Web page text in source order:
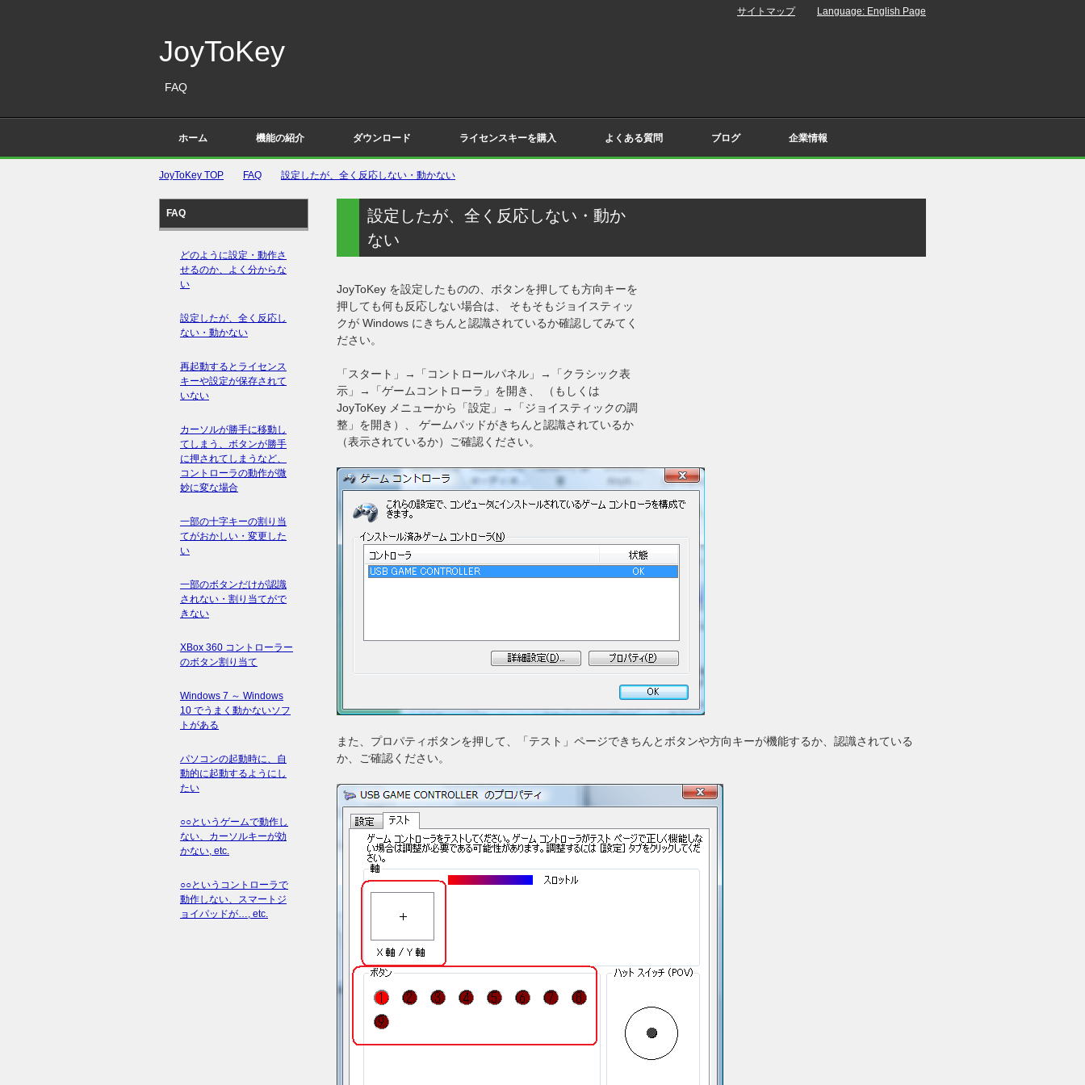
JoyToKey
FAQ
ホーム 機能の紹介 ダウンロード ライセンスキーを購入 よくある質問 ブログ 企業情報
JoyToKey TOP FAQ 設定したが、全く反応しない・動かない
設定したが、全く反応しない・動か
ない
JoyToKey を設定したものの、ボタンを押しても方向キーを
押しても何も反応しない場合は、 そもそもジョイスティッ
クが Windows にきちんと認識されているか確認してみてく
ださい。
「スタート」→「コントロールパネル」→「クラシック表
示」→「ゲームコントローラ」を開き、 （もしくは
JoyToKey メニューから「設定」→「ジョイスティックの調
整」を開き）、 ゲームパッドがきちんと認識されているか
（表示されているか）ご確認ください。
また、プロパティボタンを押して、「テスト」ページできちんとボタンや方向キーが機能するか、認識されている
か、ご確認ください。
FAQ
どのように設定・動作さ
せるのか、よく分からな
い
設定したが、全く反応し
ない・動かない
再起動するとライセンス
キーや設定が保存されて
いない
カーソルが勝手に移動し
てしまう、ボタンが勝手
に押されてしまうなど、
コントローラの動作が微
妙に変な場合
一部の十字キーの割り当
てがおかしい・変更した
い
一部のボタンだけが認識
されない・割り当てがで
きない
XBox 360 コントローラー
のボタン割り当て
Windows 7 ～ Windows
10 でうまく動かないソフ
トがある
パソコンの起動時に、自
動的に起動するようにし
たい
○○というゲームで動作し
ない、カーソルキーが効
かない, etc.
○○というコントローラで
動作しない、スマートジ
ョイパッドが…, etc.
サイトマップ Language: English Page